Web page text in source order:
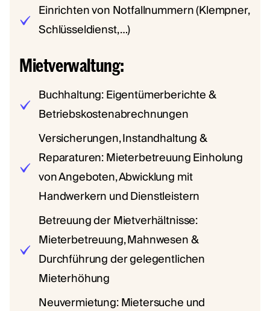
Einrichten von Notfallnummern (Klempner,
Schlüsseldienst, …)
Mietverwaltung:
Buchhaltung: Eigentümerberichte &
Betriebskostenabrechnungen
Versicherungen, Instandhaltung &
Reparaturen: Mieterbetreuung Einholung
von Angeboten, Abwicklung mit
Handwerkern und Dienstleistern
Betreuung der Mietverhältnisse:
Mieterbetreuung, Mahnwesen &
Durchführung der gelegentlichen
Mieterhöhung
Neuvermietung: Mietersuche und